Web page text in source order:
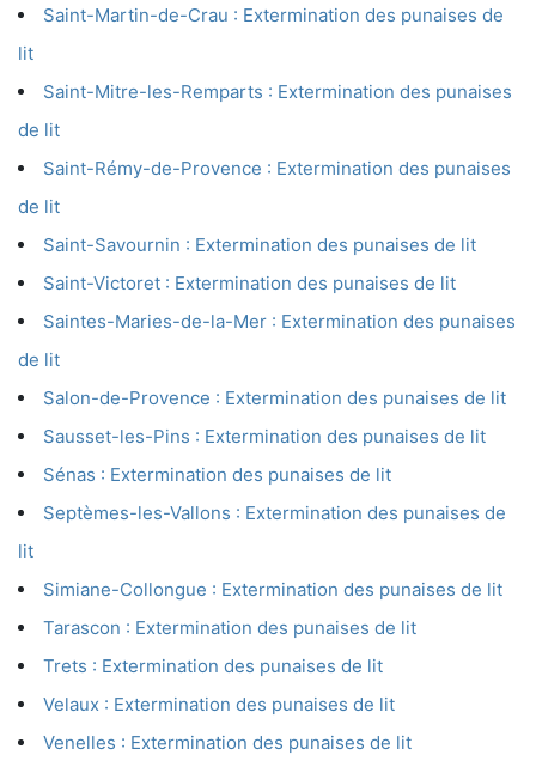
Saint-Martin-de-Crau : Extermination des punaises de
lit
Saint-Mitre-les-Remparts : Extermination des punaises
de lit
Saint-Rémy-de-Provence : Extermination des punaises
de lit
Saint-Savournin : Extermination des punaises de lit
Saint-Victoret : Extermination des punaises de lit
Saintes-Maries-de-la-Mer : Extermination des punaises
de lit
Salon-de-Provence : Extermination des punaises de lit
Sausset-les-Pins : Extermination des punaises de lit
Sénas : Extermination des punaises de lit
Septèmes-les-Vallons : Extermination des punaises de
lit
Simiane-Collongue : Extermination des punaises de lit
Tarascon : Extermination des punaises de lit
Trets : Extermination des punaises de lit
Velaux : Extermination des punaises de lit
Venelles : Extermination des punaises de lit